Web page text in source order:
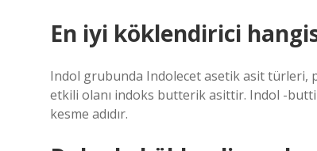
En iyi köklendirici
Indol grubunda Indolecet asetik asit türleri,
etkili olanı indoks butterik asittir. Indol -
kesme adıdır.